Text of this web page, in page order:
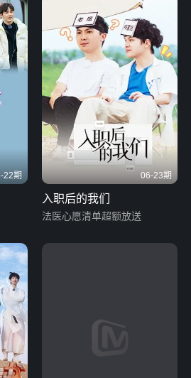
22期 06-23期
入职后的我们
法医心愿清单超额放送